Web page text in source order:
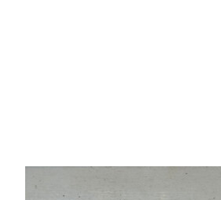
Items van productcarrousel